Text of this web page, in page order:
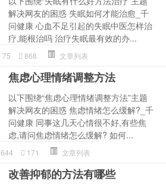
解决网友的困惑 失眠如何才能治愈_千
问健康 心血不足引起的失眠中医怎样治
疗,能根治吗 治疗失眠最有效的办...
75 868 文章列表
焦虑心理情绪调整方法
以下围绕“焦虑心理情绪调整方法”主题
解决网友的困惑 焦虑情绪怎么缓解?_千
问健康 同事这几天心情很不好,有些焦
虑,请问焦虑情绪怎么缓解? 如何...
644 171 文章列表
改善抑郁的方法有哪些